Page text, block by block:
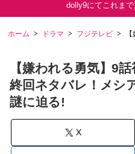
dolly9にてこれまで
ホーム ドラマ フジテレビ
【嫌われる勇気】9
終回ネタバレ！メシ
謎に迫る!
X